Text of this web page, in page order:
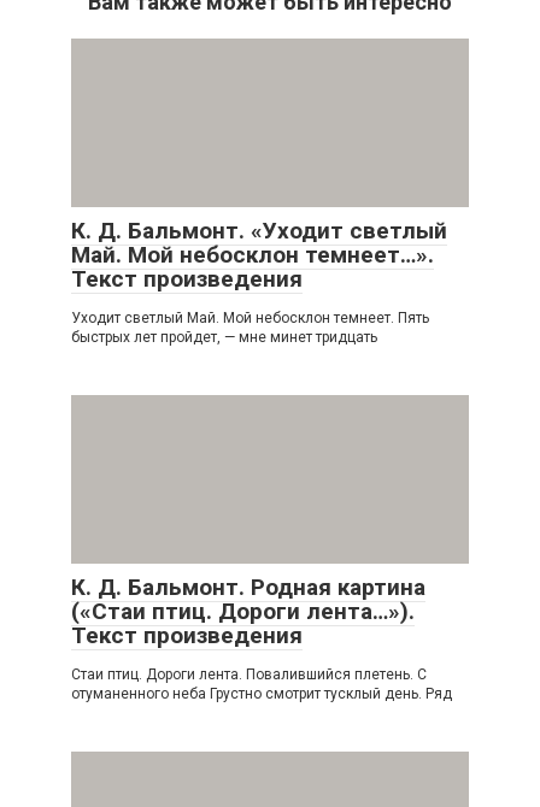
К. Д. Бальмонт. «Уходит светлый
Май. Мой небосклон темнеет…».
Текст произведения
Уходит светлый Май. Мой небосклон темнеет. Пять
быстрых лет пройдет, — мне минет тридцать
К. Д. Бальмонт. Родная картина
(«Стаи птиц. Дороги лента…»).
Текст произведения
Стаи птиц. Дороги лента. Повалившийся плетень. С
отуманенного неба Грустно смотрит тусклый день. Ряд